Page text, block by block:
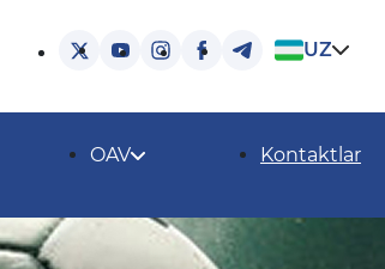
UZ
OAV Kontaktlar